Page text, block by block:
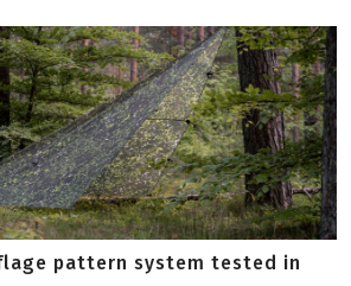
pattern system tested in